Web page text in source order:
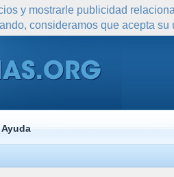
Ayuda
y mostrarle publicidad
consideramos que acepta su